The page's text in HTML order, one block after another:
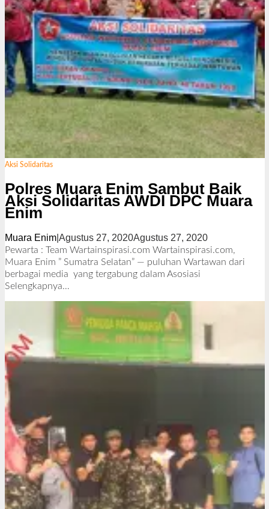
Aksi Solidaritas
Polres Muara Enim Sambut Baik
Aksi Solidaritas AWDI DPC Muara
Enim
Muara Enim| Agustus 27, 2020Agustus 27, 2020o
l
e
a
s
Pewarta : Team Wartainspirasi.com Wartainspirasi.com,
Muara Enim ” Sumatra Selatan” — puluhan Wartawan dari
berbagai media yang tergabung dalam Asosiasi
Selengkapnya…